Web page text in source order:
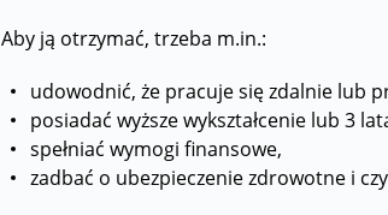
Aby ją otrzymać, trzeba m.in.:
udowodnić, że pracuje się zdalnie lub
posiadać wyższe wykształcenie lub 3
spełniać wymogi finansowe,
zadbać o ubezpieczenie zdrowotne i